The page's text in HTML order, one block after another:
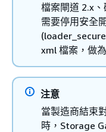
檔案閘道 2.x
需要停用安全
xml 檔案，做
注意
當製造商結束
時，Storage